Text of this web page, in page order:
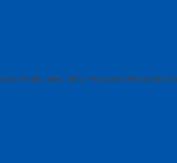
Anak Jawa Timur Produsen Perosotan